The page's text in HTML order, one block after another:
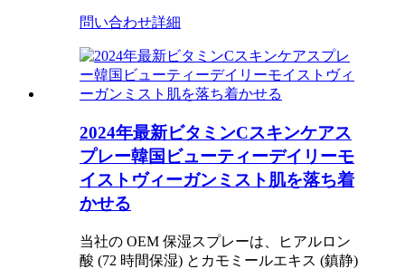
問い合わせ詳細
2024年最新ビタミンCスキンケアス
プレー韓国ビューティーデイリーモ
イストヴィーガンミスト肌を落ち着
かせる
当社の OEM 保湿スプレーは、ヒアルロン
酸 (72 時間保湿) とカモミールエキス (鎮静)